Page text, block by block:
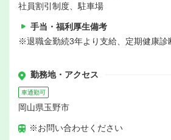
社員割引制度、駐車場
手当・福利厚生備考
※退職金勤続3年より支給、定期健康診
勤務地・アクセス
車通勤可
岡山県玉野市
※お問い合わせください